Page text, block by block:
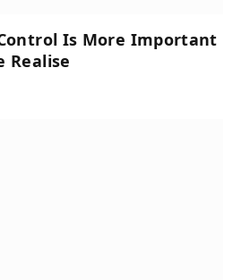
Is More Important
Realise